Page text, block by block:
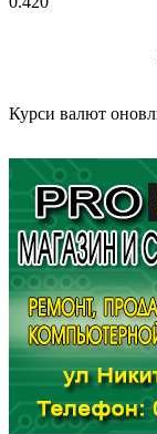
Курси валют